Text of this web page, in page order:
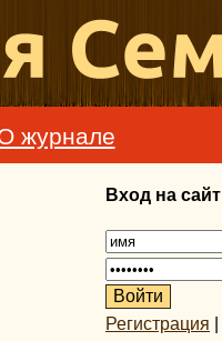
журнале
Вход на сайт
Регистрация